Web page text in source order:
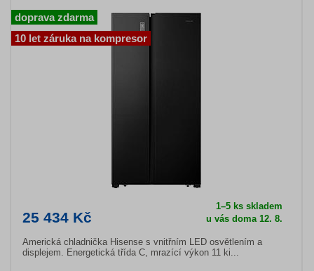
25 434 Kč
1–5 ks skladem
u vás doma 12. 8.
Americká chladnička Hisense s vnitřním LED osvětlením a
displejem. Energetická třída C, mrazící výkon 11 ki...
doprava zdarma
10 let záruka na kompresor